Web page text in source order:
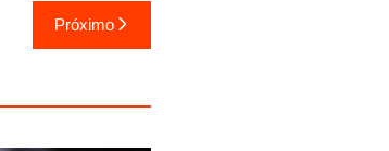
Próximo